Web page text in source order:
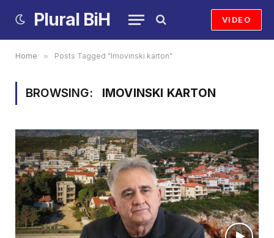
Plural BiH VIDEO
Home » Posts Tagged "Imovinski karton"
BROWSING: IMOVINSKI KARTON